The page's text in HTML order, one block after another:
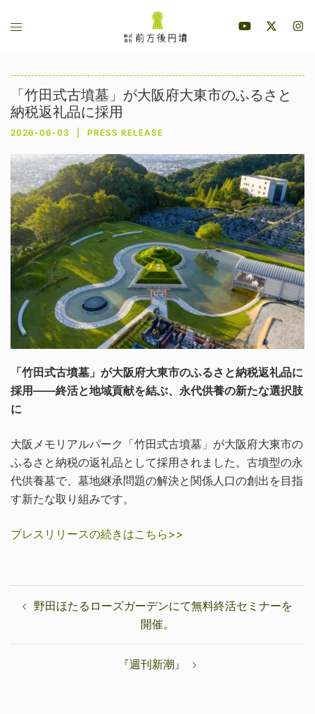
ト
ニ
ュ
ー
「竹田式古墳墓」が大阪府大東市のふるさと
納税返礼品に採用
2026-06-03 PRESS RELEASE
「竹田式古墳墓」が大阪府大東市のふるさと納税返礼品に
採用――終活と地域貢献を結ぶ、永代供養の新たな選択肢
に
大阪メモリアルパーク「竹田式古墳墓」が大阪府大東市の
ふるさと納税の返礼品として採用されました。古墳型の永
代供養墓で、墓地継承問題の解決と関係人口の創出を目指
す新たな取り組みです。
プレスリリースの続きはこちら>>
稿 野田ほたるローズガーデンにて無料終活セミナーを
開催。
『週刊新潮』